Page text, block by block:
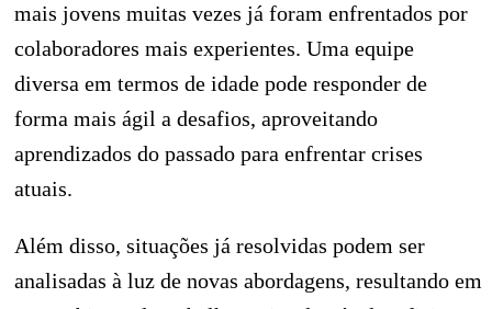
mais jovens muitas vezes já foram enfrentados por
colaboradores mais experientes. Uma equipe
diversa em termos de idade pode responder de
forma mais ágil a desafios, aproveitando
aprendizados do passado para enfrentar crises
atuais.
Além disso, situações já resolvidas podem ser
analisadas à luz de novas abordagens, resultando em